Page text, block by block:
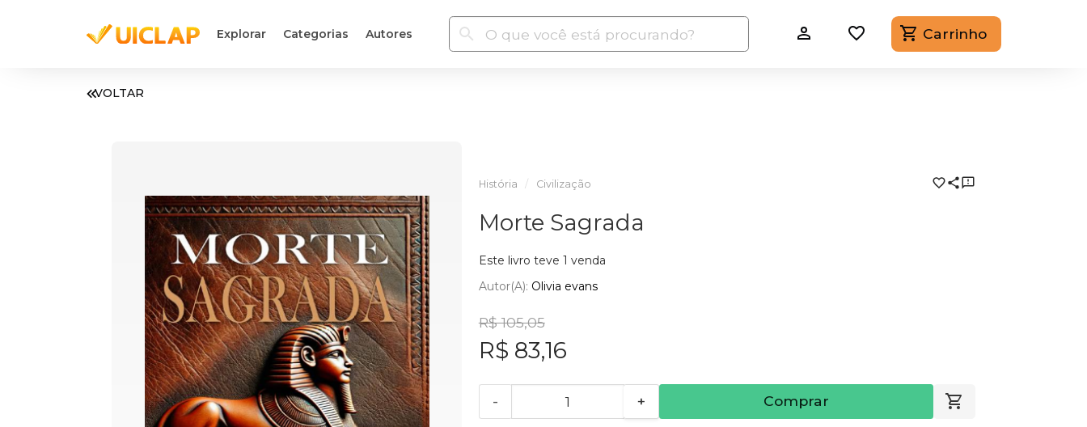
Explorar Categorias Autores Carrinho
VOLTAR
História Civilização
Morte Sagrada
Este livro teve 1 venda
Autor(a): Olivia evans
R$ 105,05
R$ 83,16
- + Comprar